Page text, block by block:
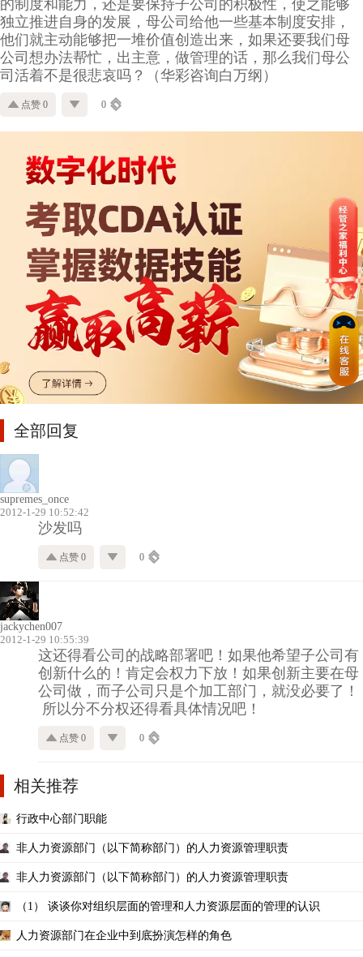
的制度和能力，还是要保持子公司的积极性，使之能够
独立推进自身的发展，母公司给他一些基本制度安排，
他们就主动能够把一堆价值创造出来，如果还要我们母
公司想办法帮忙，出主意，做管理的话，那么我们母公
司活着不是很悲哀吗？（华彩咨询白万纲）
点赞 0 0
全部回复
supremes_once
2012-1-29 10:52:42
沙发吗
点赞 0 0
jackychen007
2012-1-29 10:55:39
这还得看公司的战略部署吧！如果他希望子公司有
创新什么的！肯定会权力下放！如果创新主要在母
公司做，而子公司只是个加工部门，就没必要了！
所以分不分权还得看具体情况吧！
点赞 0 0
相关推荐
行政中心部门职能
非人力资源部门（以下简称部门）的人力资源管理职责
非人力资源部门（以下简称部门）的人力资源管理职责
（1） 谈谈你对组织层面的管理和人力资源层面的管理的认识
人力资源部门在企业中到底扮演怎样的角色